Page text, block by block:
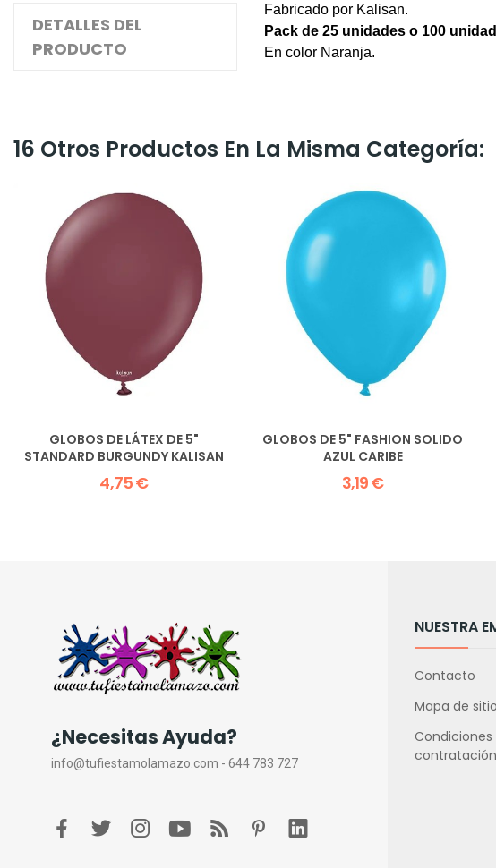
DETALLES DEL
PRODUCTO
Fabricado por Kalisan.
Pack de 25 unidades o 100
En color Naranja.
16 Otros Productos En La Misma Categoría:
GLOBOS DE LÁTEX DE 5"
STANDARD BURGUNDY KALISAN
4,75 €
GLOBOS DE 5" FASHION SOLIDO
AZUL CARIBE
3,19 €
¿Necesitas Ayuda?
info@tufiestamolamazo.com - 644 783 727
NUESTRA
Contacto
Mapa de sitio
contratación